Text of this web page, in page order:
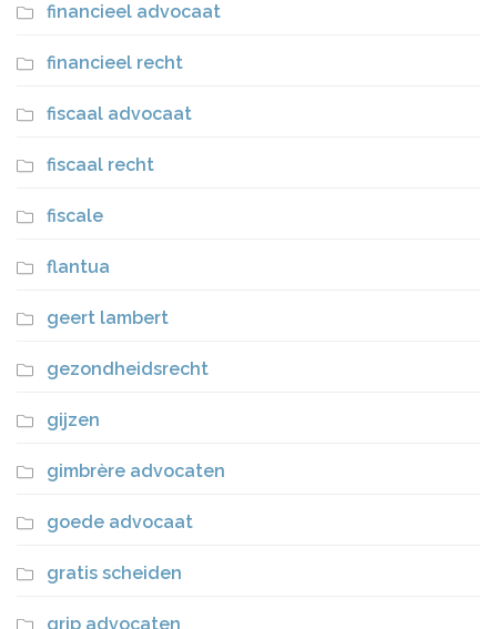
financieel advocaat
financieel recht
fiscaal advocaat
fiscaal recht
fiscale
flantua
geert lambert
gezondheidsrecht
gijzen
gimbrère advocaten
goede advocaat
gratis scheiden
grip advocaten